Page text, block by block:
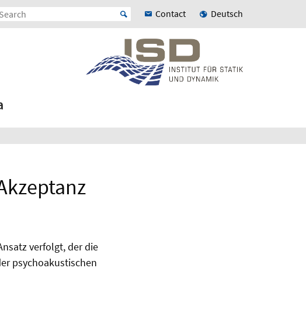
Contact Deutsch
verfolgt, der die
psychoakustischen